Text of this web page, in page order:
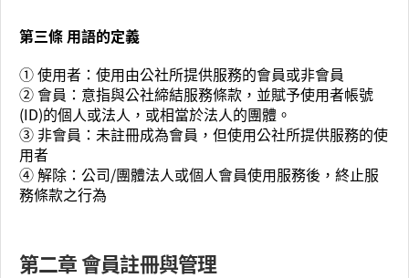
第三條 用語的定義
① 使用者：使用由公社所提供服務的會員或非會員
② 會員：意指與公社締結服務條款，並賦予使用者帳號
(ID)的個人或法人，或相當於法人的團體。
③ 非會員：未註冊成為會員，但使用公社所提供服務的使
用者
④ 解除：公司/團體法人或個人會員使用服務後，終止服
務條款之行為
第二章 會員註冊與管理